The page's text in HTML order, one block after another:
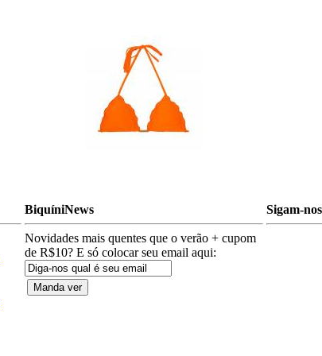
BiquíniNews
Novidades mais quentes que o verão + cupom
de R$10? E só colocar seu email aqui:
Sigam-